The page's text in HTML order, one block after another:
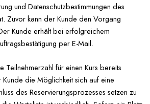
und Datenschutzbestimmungen des
Zuvor kann der Kunde den Vorgang
Kunde erhält bei erfolgreichem
per E-Mail.
Teilnehmerzahl für einen Kurs bereits
die Möglichkeit sich auf eine
des Reservierungsprozesses setzen zu